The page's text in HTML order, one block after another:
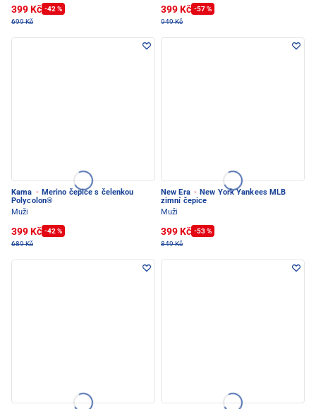
399 Kč -42 %
699 Kč
399 Kč -57 %
949 Kč
Kama · Merino čepice s čelenkou
Polycolon®
Muži
399 Kč -42 %
689 Kč
New Era · New York Yankees MLB
zimní čepice
Muži
399 Kč -53 %
849 Kč